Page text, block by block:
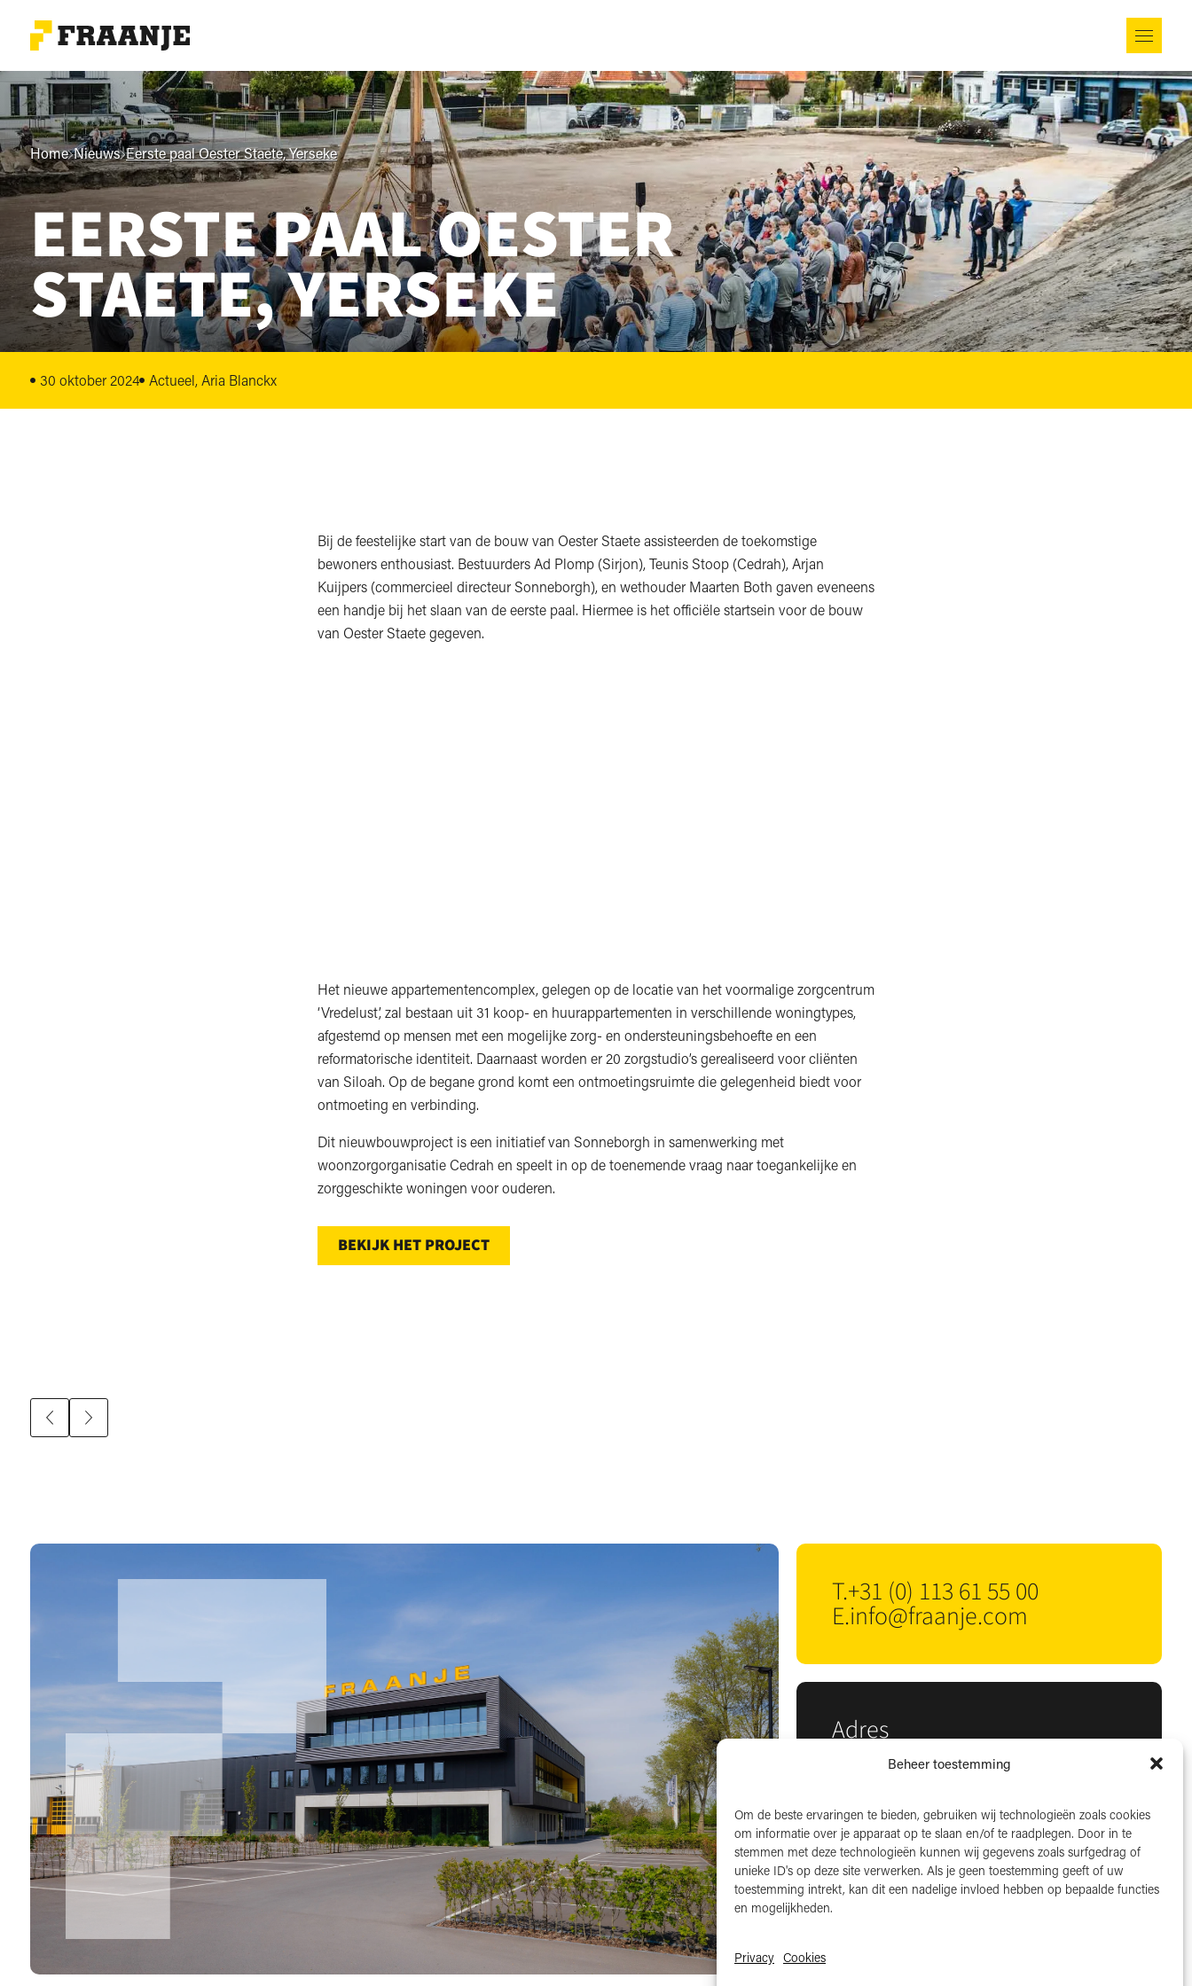
Beheer toestemming
Om de beste ervaringen te bieden, gebruiken wij technologieën zoals cookies
om informatie over je apparaat op te slaan en/of te raadplegen. Door in te
stemmen met deze technologieën kunnen wij gegevens zoals surfgedrag of
unieke ID's op deze site verwerken. Als je geen toestemming geeft of uw
toestemming intrekt, kan dit een nadelige invloed hebben op bepaalde functies
en mogelijkheden.
Privacy Cookies
Home Nieuws Eerste paal Oester Staete, Yerseke
EERSTE PAAL OESTER
STAETE, YERSEKE
30 oktober 2024 Actueel, Aria Blanckx
Bij de feestelijke start van de bouw van Oester Staete assisteerden de toekomstige
bewoners enthousiast. Bestuurders Ad Plomp (Sirjon), Teunis Stoop (Cedrah), Arjan
Kuijpers (commercieel directeur Sonneborgh), en wethouder Maarten Both gaven eveneens
een handje bij het slaan van de eerste paal. Hiermee is het officiële startsein voor de bouw
van Oester Staete gegeven.
Het nieuwe appartementencomplex, gelegen op de locatie van het voormalige zorgcentrum
‘Vredelust’, zal bestaan uit 31 koop- en huurappartementen in verschillende woningtypes,
afgestemd op mensen met een mogelijke zorg- en ondersteuningsbehoefte en een
reformatorische identiteit. Daarnaast worden er 20 zorgstudio’s gerealiseerd voor cliënten
van Siloah. Op de begane grond komt een ontmoetingsruimte die gelegenheid biedt voor
ontmoeting en verbinding.
Dit nieuwbouwproject is een initiatief van Sonneborgh in samenwerking met
woonzorgorganisatie Cedrah en speelt in op de toenemende vraag naar toegankelijke en
zorggeschikte woningen voor ouderen.
BEKIJK HET PROJECT
T.+31 (0) 113 61 55 00
E.info@fraanje.com
Adres
4458 NK ’s-Heer Arendskerke
KvK: 22025581
BTW: NL006850807
LinkedIn